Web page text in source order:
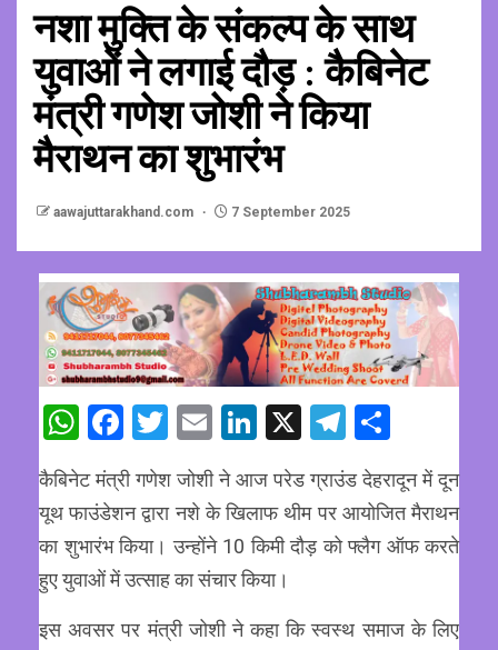
नशा मुक्ति के संकल्प के साथ
युवाओं ने लगाई दौड़ : कैबिनेट
मंत्री गणेश जोशी ने किया
मैराथन का शुभारंभ
aawajuttarakhand.com 7 September 2025
WhatsApp
Facebook
Twitter
EmailLinkedIn
X Telegram
कैबिनेट मंत्री गणेश जोशी ने आज परेड ग्राउंड देहरादून में दून
यूथ फाउंडेशन द्वारा नशे के खिलाफ थीम पर आयोजित मैराथन
का शुभारंभ किया। उन्होंने 10 किमी दौड़ को फ्लैग ऑफ करते
हुए युवाओं में उत्साह का संचार किया।
इस अवसर पर मंत्री जोशी ने कहा कि स्वस्थ समाज के लिए